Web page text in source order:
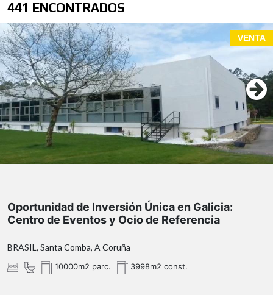
441 ENCONTRADOS
VENTA
Oportunidad de Inversión Única en Galicia:
Centro de Eventos y Ocio de Referencia
BRASIL, Santa Comba, A Coruña
10000m2 parc. 3998m2 const.